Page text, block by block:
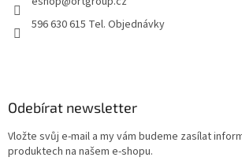
596 630 615 Tel. Objednávky
Odebírat newsletter
Vložte svůj e-mail a my vám budeme zasílat
produktech na našem e-shopu.